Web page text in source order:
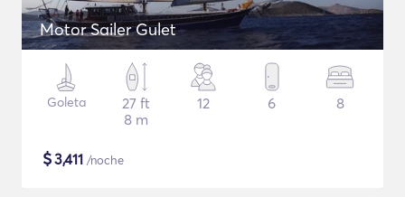
Motor Sailer Gulet
Goleta
27 ft
8 m
12 6 8
$3,411 /noche